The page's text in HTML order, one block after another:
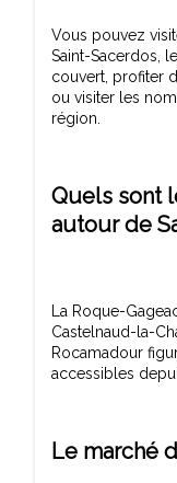
Vous pouvez
Saint-Sacerdos,
couvert, profiter
ou visiter les
Quels sont
autour de
La Roque-
Castelnaud-la-
Rocamadour
Le marché